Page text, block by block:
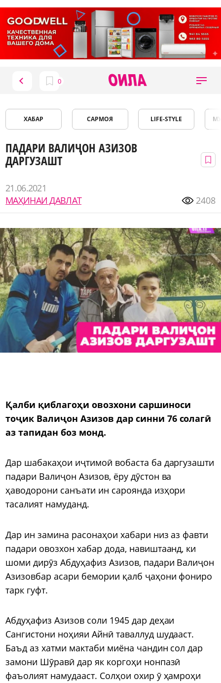
ХАБАР САРМОЯ LIFE-STYLE
ПАДАРИ ВАЛИҶОН АЗИЗОВ
ДАРГУЗАШТ
21.06.2021
МАҲИНАИ ДАВЛАТ
2408
Қалби қиблагоҳи овозхони саршиноси
тоҷик Валиҷон Азизов дар синни 76 солагӣ
аз тапидан боз монд.
Дар шабакаҳои иҷтимоӣ вобаста ба даргузашти
падари Валиҷон Азизов, ёру дӯстон ва
ҳаводорони санъати ин сароянда изҳори
тасалият намуданд.
Дар ин замина расонаҳои хабари низ аз фавти
падари овозхон хабар дода, навиштаанд, ки
шоми дирӯз Абдуҳафиз Азизов, падари Валиҷон
Азизовбар асари бемории қалб ҷаҳони фониро
тарк гуфт.
Абдуҳафиз Азизов соли 1945 дар деҳаи
Сангистони ноҳияи Айнӣ таваллуд шудааст.
Баъд аз хатми мактаби миёна чандин сол дар
замони Шӯравӣ дар як коргоҳи нонпазӣ
фаъолият намудааст. Солҳои охир ӯ ҳамроҳи